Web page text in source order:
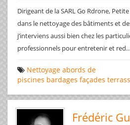
Dirigeant de la SARL Go Rdrone,
dans le nettoyage des bâtiments et
j’interviens aussi bien chez les
professionnels pour entretenir et red
Nettoyage abords de
piscines bardages façades
Frédéric